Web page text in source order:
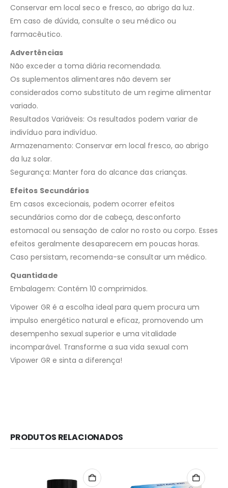
Conservar em local seco e fresco, ao abrigo da luz.
Em caso de dúvida, consulte o seu médico ou
farmacêutico.
Advertências
Não exceder a toma diária recomendada.
Os suplementos alimentares não devem ser
considerados como substituto de um regime alimentar
variado.
Resultados Variáveis: Os resultados podem variar de
indivíduo para indivíduo.
Armazenamento: Conservar em local fresco, ao abrigo
da luz solar.
Segurança: Manter fora do alcance das crianças.
Efeitos Secundários
Em casos excecionais, podem ocorrer efeitos
secundários como dor de cabeça, desconforto
estomacal ou sensação de calor no rosto ou corpo. Esses
efeitos geralmente desaparecem em poucas horas.
Caso persistam, recomenda-se consultar um médico.
Quantidade
Embalagem: Contém 10 comprimidos.
Vipower GR é a escolha ideal para quem procura um
impulso energético natural e eficaz, promovendo um
desempenho sexual superior e uma vitalidade
incomparável. Transforme a sua vida sexual com
Vipower GR e sinta a diferença!
PRODUTOS RELACIONADOS
Redes Sociais